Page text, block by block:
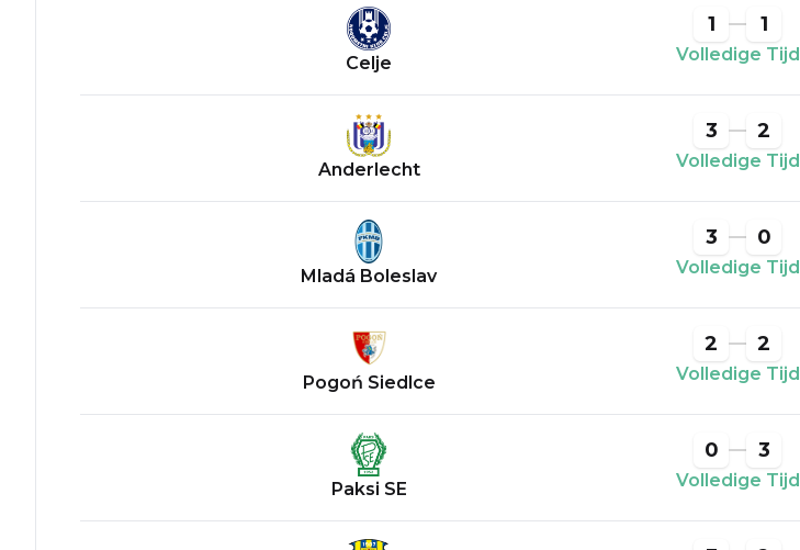
Celje
1 1
Volledige Tijd
Anderlecht
3 2
Volledige Tijd
Mladá Boleslav
3 0
Volledige Tijd
Pogoń Siedlce
2 2
Volledige Tijd
Paksi SE
0 3
Volledige Tijd